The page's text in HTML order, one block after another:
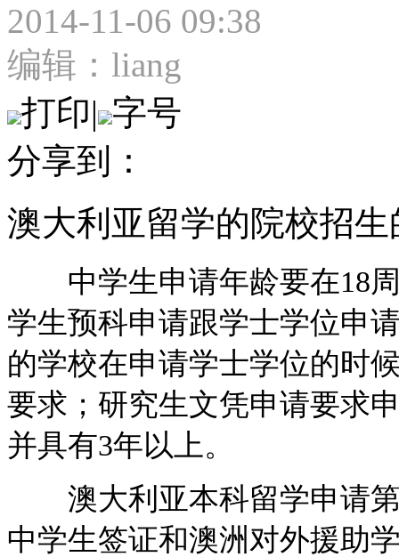
2014-11-06 09:38
编辑：liang
打印| 字号
分享到：
澳大利亚留学的院校招
中学生申请年龄要在18周
学生预科申请跟学士学位申
的学校在申请学士学位的时
要求；研究生文凭申请要求
并具有3年以上。
澳大利亚本科留学申请第
中学生签证和澳洲对外援助